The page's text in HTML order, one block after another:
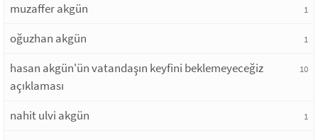
muzaffer akgün 1
oğuzhan akgün 1
hasan akgün'ün vatandaşın keyfini beklemeyeceğiz
açıklaması
10
nahit ulvi akgün 1